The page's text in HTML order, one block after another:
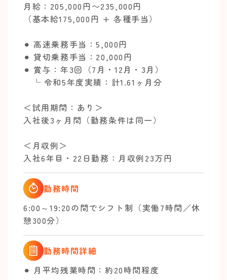
月給：205,000円〜235,000円
（基本給175,000円 + 各種手当）
⚫︎ 高速乗務手当：5,000円
⚫︎ 貸切乗務手当：20,000円
⚫︎ 賞与：年3回（7月・12月・3月）
└ 令和5年度実績：計1.61ヶ月分
＜試用期間：あり＞
入社後3ヶ月間（勤務条件は同一）
＜月収例＞
入社6年目・22日勤務：月収例23万円
勤務時間
6:00～19:20の間でシフト制（実働7時間／休
憩300分）
勤務時間詳細
⚫︎ 月平均残業時間：約20時間程度